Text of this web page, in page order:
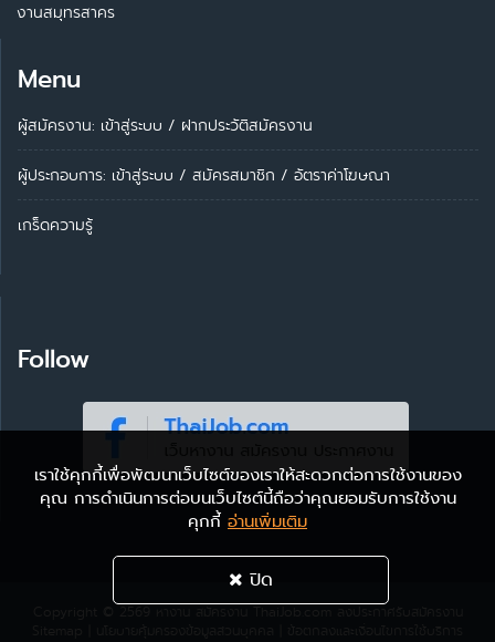
งานสมุทรสาคร
Menu
ผู้สมัครงาน: เข้าสู่ระบบ / ฝากประวัติสมัครงาน
ผู้ประกอบการ: เข้าสู่ระบบ / สมัครสมาชิก / อัตราค่าโฆษณา
เกร็ดความรู้
Follow
เราใช้คุกกี้เพื่อพัฒนาเว็บไซต์ของเราให้สะดวกต่อการใช้งานของ
คุณ การดำเนินการต่อบนเว็บไซต์นี้ถือว่าคุณยอมรับการใช้งาน
คุกกี้ อ่านเพิ่มเติม
ปิด